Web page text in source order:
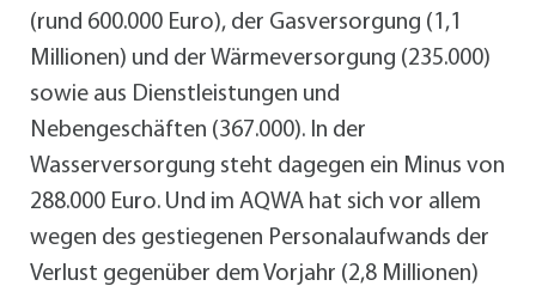
(rund 600.000 Euro), der Gasversorgung (1,1
Millionen) und der Wärmeversorgung (235.000)
sowie aus Dienstleistungen und
Nebengeschäften (367.000). In der
Wasserversorgung steht dagegen ein Minus von
288.000 Euro. Und im AQWA hat sich vor allem
wegen des gestiegenen Personalaufwands der
Verlust gegenüber dem Vorjahr (2,8 Millionen)